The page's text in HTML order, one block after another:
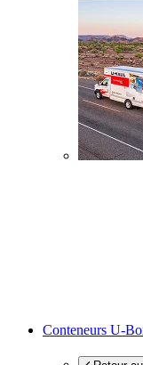
Conteneurs U-